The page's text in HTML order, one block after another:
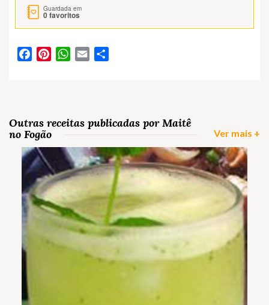
Guardada em
0favoritos
FacebookPinterestWhatsApp
Email
Outras receitas publicadas por Maitê
no Fogão
Ver mais +